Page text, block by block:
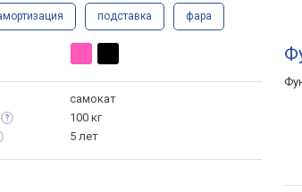
подставка фара
самокат
100 кг
5 лет